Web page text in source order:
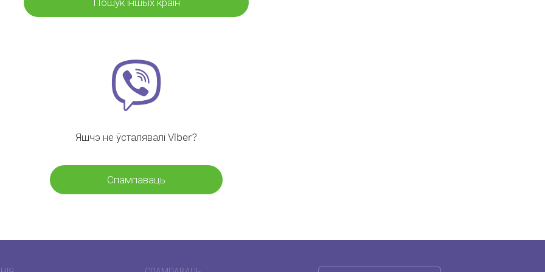
Яшчэ не ўсталявалі Viber?
Спампаваць